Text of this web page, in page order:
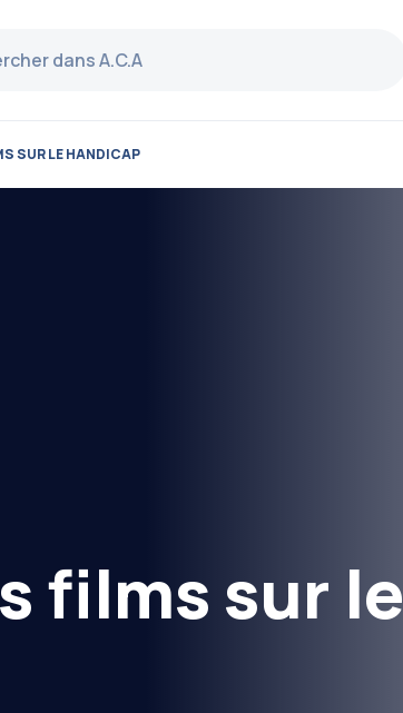
SUR LE HANDICAP
films sur le